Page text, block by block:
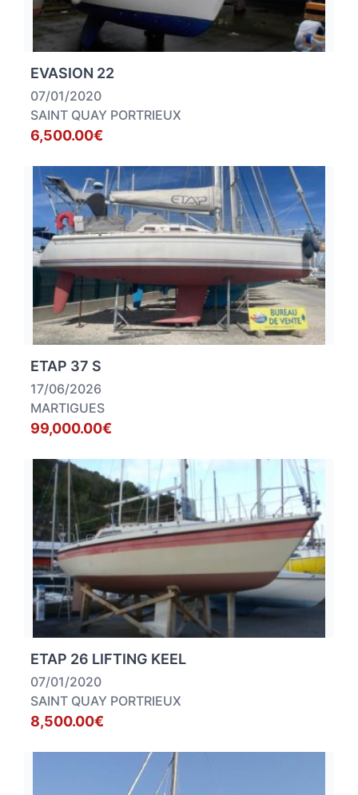
EVASION 22
07/01/2020
SAINT QUAY PORTRIEUX
6,500.00€
ETAP 37 S
17/06/2026
MARTIGUES
99,000.00€
ETAP 26 LIFTING KEEL
07/01/2020
SAINT QUAY PORTRIEUX
8,500.00€